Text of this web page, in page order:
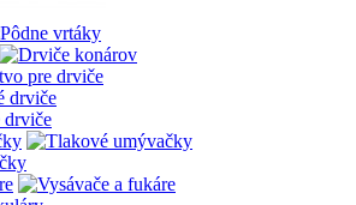
pre drviče
drviče
drviče